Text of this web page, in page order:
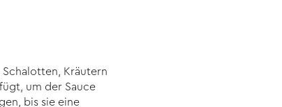
Kräutern
um der Sauce
bis sie eine